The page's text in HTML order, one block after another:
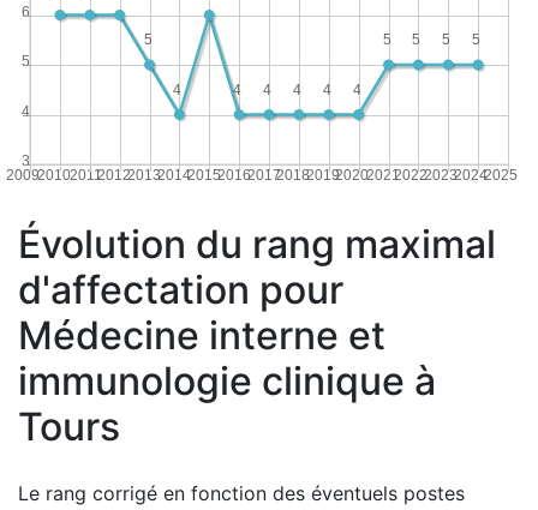
20092010201120122013201420152016201720182019202020212022202320242025
3
4
5
6
5
5
5
5
4
4
4
4
4
4
5
Évolution du rang maximal
d'affectation pour
Médecine interne et
immunologie clinique à
Tours
Le rang corrigé en fonction des éventuels postes